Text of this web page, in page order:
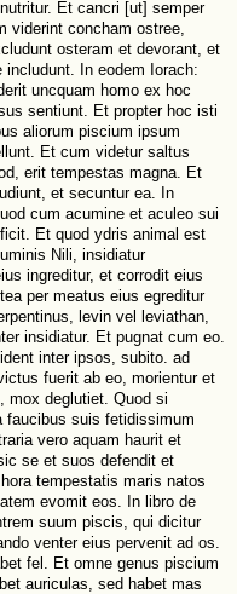
Et cancri [ut] semper
viderint concham ostree,
osteram et devorant, et
In eodem Iorach:
uncquam homo ex hoc
sentiunt. Et propter hoc isti
aliorum piscium ipsum
Et cum videtur saltus
erit tempestas magna. Et
et secuntur ea. In
cum acumine et aculeo sui
Et quod ydris animal est
Nili, insidiatur
ingreditur, et corrodit eius
per meatus eius egreditur
levin vel leviathan,
insidiatur. Et pugnat cum eo.
inter ipsos, subito. ad
fuerit ab eo, morientur et
mox deglutiet. Quod si
faucibus suis fetidissimum
vero aquam haurit et
se et suos defendit et
tempestatis maris natos
evomit eos. In libro de
suum piscis, qui dicitur
venter eius pervenit ad os.
fel. Et omne genus piscium
auriculas, sed habet mas